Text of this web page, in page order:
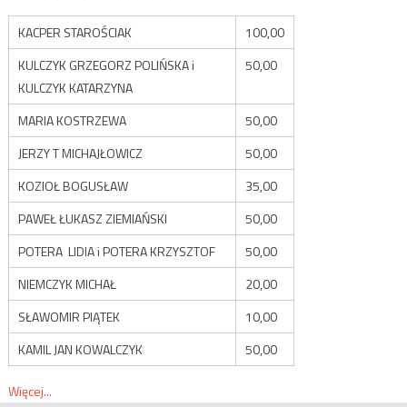
KACPER STAROŚCIAK
100,00
KULCZYK GRZEGORZ POLIŃSKA i
KULCZYK KATARZYNA
50,00
MARIA KOSTRZEWA
50,00
JERZY T MICHAJŁOWICZ
50,00
KOZIOŁ BOGUSŁAW
35,00
PAWEŁ ŁUKASZ ZIEMIAŃSKI
50,00
POTERA LIDIA i POTERA KRZYSZTOF
50,00
NIEMCZYK MICHAŁ
20,00
SŁAWOMIR PIĄTEK
10,00
KAMIL JAN KOWALCZYK
50,00
Więcej...